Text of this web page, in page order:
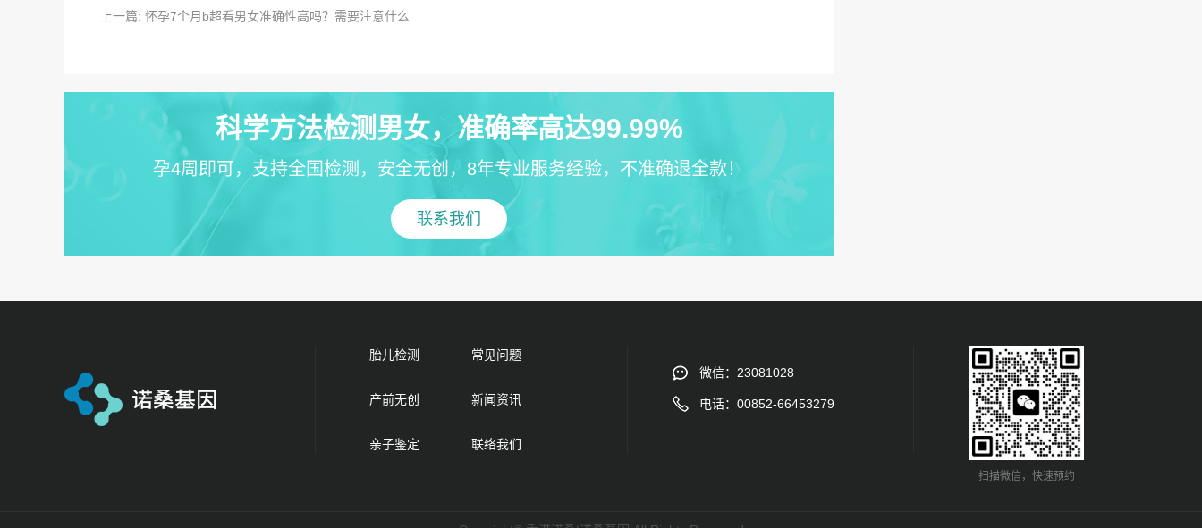
上一篇: 怀孕7个月b超看男女准确性高吗？需要注意什么
科学方法检测男女，准确率高达99.99%
孕4周即可，支持全国检测，安全无创，8年专业服务经验，不准确退全款！
联系我们
胎儿检测 常见问题
产前无创 新闻资讯
亲子鉴定 联络我们
微信：23081028
电话：00852-66453279
扫描微信，快速预约